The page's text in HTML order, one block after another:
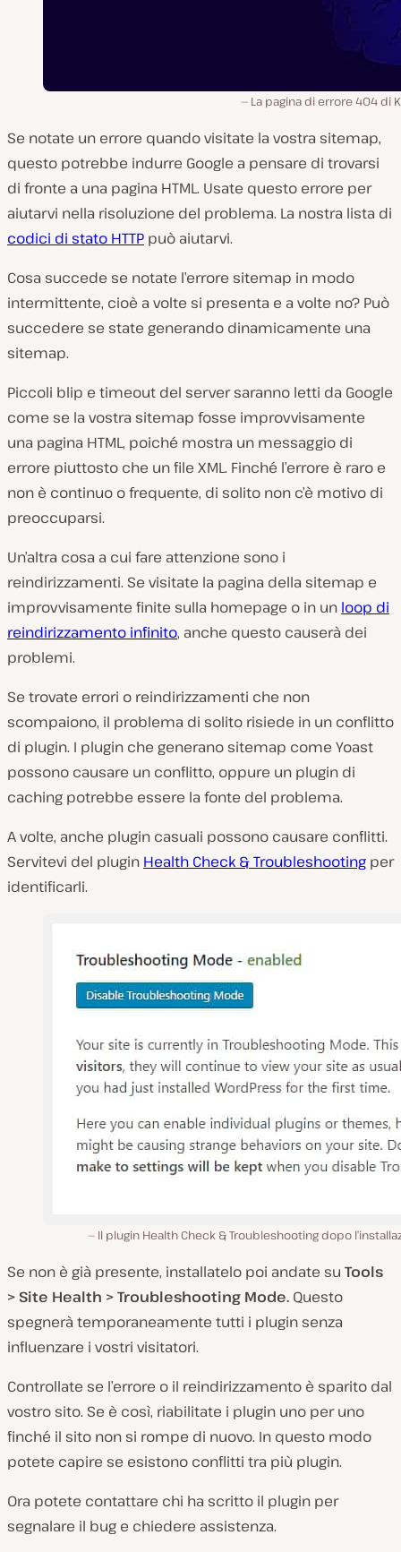
La pagina di errore 404 di
Se notate un errore quando visitate la vostra sitemap,
questo potrebbe indurre Google a pensare di trovarsi
di fronte a una pagina HTML. Usate questo errore per
aiutarvi nella risoluzione del problema. La nostra lista di
codici di stato HTTP può aiutarvi.
Cosa succede se notate l’errore sitemap in modo
intermittente, cioè a volte si presenta e a volte no? Può
succedere se state generando dinamicamente una
sitemap.
Piccoli blip e timeout del server saranno letti da Google
come se la vostra sitemap fosse improvvisamente
una pagina HTML, poiché mostra un messaggio di
errore piuttosto che un file XML. Finché l’errore è raro e
non è continuo o frequente, di solito non c’è motivo di
preoccuparsi.
Un’altra cosa a cui fare attenzione sono i
reindirizzamenti. Se visitate la pagina della sitemap e
improvvisamente finite sulla homepage o in un loop di
reindirizzamento infinito, anche questo causerà dei
problemi.
Se trovate errori o reindirizzamenti che non
scompaiono, il problema di solito risiede in un conflitto
di plugin. I plugin che generano sitemap come Yoast
possono causare un conflitto, oppure un plugin di
caching potrebbe essere la fonte del problema.
A volte, anche plugin casuali possono causare conflitti.
Servitevi del plugin Health Check & Troubleshooting per
identificarli.
Il plugin Health Check & Troubleshooting dopo
Se non è già presente, installatelo poi andate su Tools
> Site Health > Troubleshooting Mode. Questo
spegnerà temporaneamente tutti i plugin senza
influenzare i vostri visitatori.
Controllate se l’errore o il reindirizzamento è sparito dal
vostro sito. Se è così, riabilitate i plugin uno per uno
finché il sito non si rompe di nuovo. In questo modo
potete capire se esistono conflitti tra più plugin.
Ora potete contattare chi ha scritto il plugin per
segnalare il bug e chiedere assistenza.